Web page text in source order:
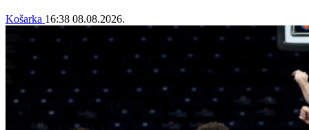
Košarka 16:38 08.08.2026.